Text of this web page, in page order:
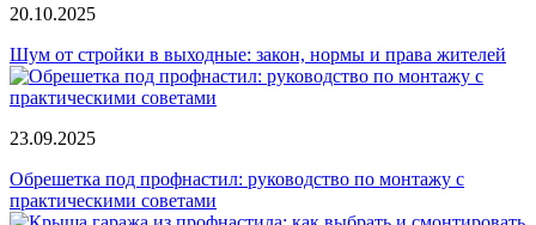
20.10.2025
Шум от стройки в выходные: закон, нормы и права жителей
23.09.2025
Обрешетка под профнастил: руководство по монтажу с
практическими советами